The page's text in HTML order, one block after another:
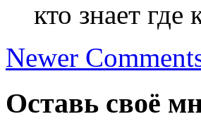
кто знает
Newer
Оставь своё